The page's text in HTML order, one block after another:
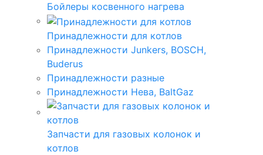
Бойлеры косвенного нагрева
Принадлежности для котлов
Принадлежности Junkers, BOSCH,
Buderus
Принадлежности разные
Принадлежности Нева, BaltGaz
Запчасти для газовых колонок и
котлов